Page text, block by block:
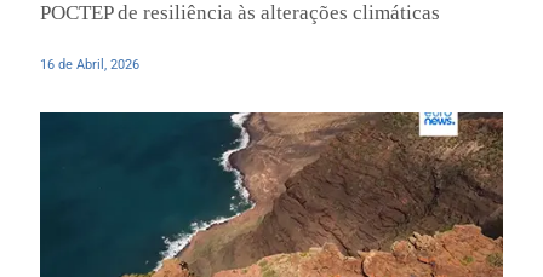
POCTEP de resiliência às alterações climáticas
16 de Abril, 2026